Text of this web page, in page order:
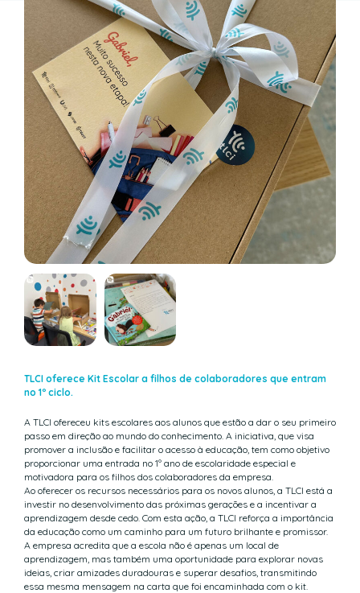
TLCI oferece Kit Escolar a filhos de colaboradores que entram
no 1º ciclo.
A TLCI ofereceu kits escolares aos alunos que estão a dar o seu primeiro
passo em direção ao mundo do conhecimento. A iniciativa, que visa
promover a inclusão e facilitar o acesso à educação, tem como objetivo
proporcionar uma entrada no 1º ano de escolaridade especial e
motivadora para os filhos dos colaboradores da empresa.
Ao oferecer os recursos necessários para os novos alunos, a TLCI está a
investir no desenvolvimento das próximas gerações e a incentivar a
aprendizagem desde cedo. Com esta ação, a TLCI reforça a importância
da educação como um caminho para um futuro brilhante e promissor.
A empresa acredita que a escola não é apenas um local de
aprendizagem, mas também uma oportunidade para explorar novas
ideias, criar amizades duradouras e superar desafios, transmitindo
essa mesma mensagem na carta que foi encaminhada com o kit.